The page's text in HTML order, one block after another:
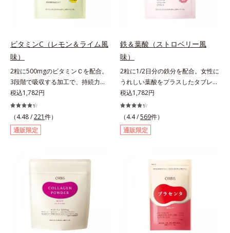
より、ほうれん草（ゆで）1束210g
ビタミンC（レモン＆ライム風
味）
2粒に500mgのビタミンＣを配合。
3段階で吸収する加工で、持続力が
ぐんとアップ。ビタミンC（レモン
＆ライム風味）は、栄養機能食品で
すビタミンCは、皮膚や粘膜の健康
維持を助けるとともに、抗酸化作用
を持つ栄養素です。2粒にレモン約
ました。3段階でゆっくり吸収する
よい酸味で食べやすい、レモン＆ラ
イム風味です。*1 : 社団法人全国清
涼飲料工業会の取り決めに基づきレ
モン果実1個（120g）当り20mgと
して可食部換算した場合。
税込1,782円
（4.48 /221件）
通販限定
鉄＆葉酸（ストロベリー風
味）
2粒に1/2日分の鉄分を配合。女性に
うれしい葉酸をプラスしたタブレッ
トタイプ。2粒にプルーン約50個分
（*1）もの鉄分を配合し、さらに女
性周期をサポートする葉酸をプラス
しました。甘酸っぱくて続けやす
い、ストロベリー風味です。*1 :
（10.6g）として可食部換算した場
税込1,782円
（4.4 /569件）
通販限定